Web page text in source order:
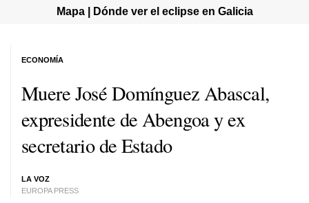
Mapa | Dónde ver el eclipse en Galicia
Muere José Domínguez Abascal,
expresidente de Abengoa y ex
secretario de Estado
LA VOZ
EUROPA PRESS
ECONOMÍA